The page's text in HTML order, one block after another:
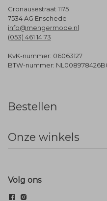
Gronausestraat 1175
7534 AG Enschede
info@mengermode.nl
(053) 461 14 73
KvK-nummer: 06063127
BTW-nummer:
Bestellen
Onze winkels
Volg ons